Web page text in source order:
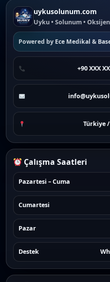
uykusolunum.com
Uyku • Solunum •
Powered by Ece Medikal &
+90 XXX
Türkiye
Çalışma Saatleri
Pazartesi – Cuma
Cumartesi
Pazar
Destek